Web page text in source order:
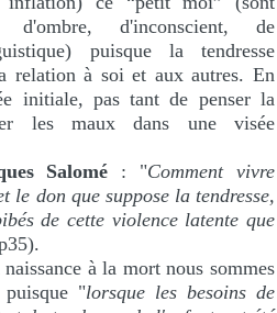
d'ombre, d'inconscient, de
puisque la tendresse
relation à soi et aux autres. En
initiale, pas tant de penser la
les maux dans une visée
Salomé : "Comment vivre
le don que suppose la tendresse,
de cette violence latente que
à la mort nous sommes
puisque "lorsque les besoins de